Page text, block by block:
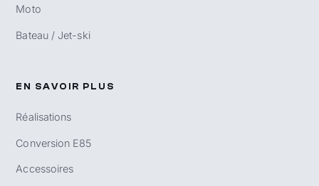
Moto
Bateau / Jet-ski
EN SAVOIR PLUS
Réalisations
Conversion E85
Accessoires